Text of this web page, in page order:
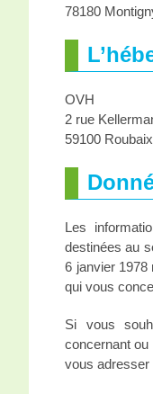
78180
OVH
2 rue
59100
Les
destinées au
6 janvier 1978
qui vous
Si vous
concernant
vous adresser